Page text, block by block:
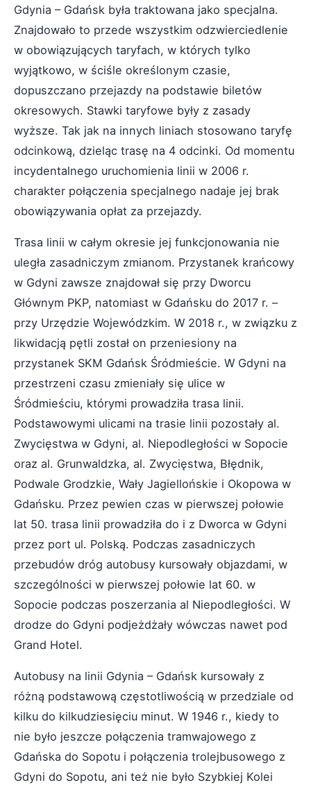
Gdynia – Gdańsk była traktowana jako specjalna.
Znajdowało to przede wszystkim odzwierciedlenie
w obowiązujących taryfach, w których tylko
wyjątkowo, w ściśle określonym czasie,
dopuszczano przejazdy na podstawie biletów
okresowych. Stawki taryfowe były z zasady
wyższe. Tak jak na innych liniach stosowano taryfę
odcinkową, dzieląc trasę na 4 odcinki. Od momentu
incydentalnego uruchomienia linii w 2006 r.
charakter połączenia specjalnego nadaje jej brak
obowiązywania opłat za przejazdy.
Trasa linii w całym okresie jej funkcjonowania nie
uległa zasadniczym zmianom. Przystanek krańcowy
w Gdyni zawsze znajdował się przy Dworcu
Głównym PKP, natomiast w Gdańsku do 2017 r. –
przy Urzędzie Wojewódzkim. W 2018 r., w związku z
likwidacją pętli został on przeniesiony na
przystanek SKM Gdańsk Śródmieście. W Gdyni na
przestrzeni czasu zmieniały się ulice w
Śródmieściu, którymi prowadziła trasa linii.
Podstawowymi ulicami na trasie linii pozostały al.
Zwycięstwa w Gdyni, al. Niepodległości w Sopocie
oraz al. Grunwaldzka, al. Zwycięstwa, Błędnik,
Podwale Grodzkie, Wały Jagiellońskie i Okopowa w
Gdańsku. Przez pewien czas w pierwszej połowie
lat 50. trasa linii prowadziła do i z Dworca w Gdyni
przez port ul. Polską. Podczas zasadniczych
przebudów dróg autobusy kursowały objazdami, w
szczególności w pierwszej połowie lat 60. w
Sopocie podczas poszerzania al Niepodległości. W
drodze do Gdyni podjeżdżały wówczas nawet pod
Grand Hotel.
Autobusy na linii Gdynia – Gdańsk kursowały z
różną podstawową częstotliwością w przedziale od
kilku do kilkudziesięciu minut. W 1946 r., kiedy to
nie było jeszcze połączenia tramwajowego z
Gdańska do Sopotu i połączenia trolejbusowego z
Gdyni do Sopotu, ani też nie było Szybkiej Kolei